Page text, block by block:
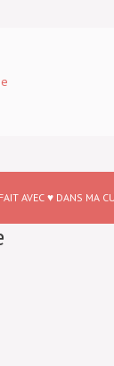
AVEC ♥ DANS MA